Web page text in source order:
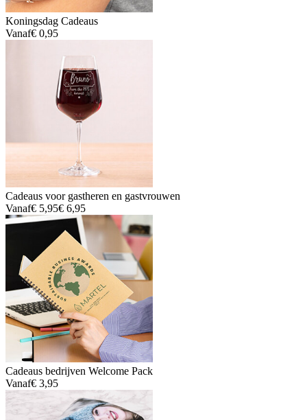
Koningsdag Cadeaus
Vanaf€ 0,95
Cadeaus voor gastheren en gastvrouwen
Vanaf€ 5,95€ 6,95
Cadeaus bedrijven Welcome Pack
Vanaf€ 3,95